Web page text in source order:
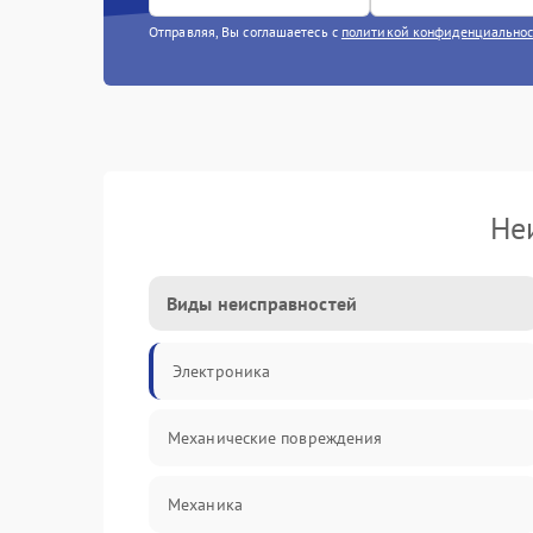
Отправляя, Вы соглашаетесь с политикой
Виды неисправностей
Электроника
Механические повреждения
Механика